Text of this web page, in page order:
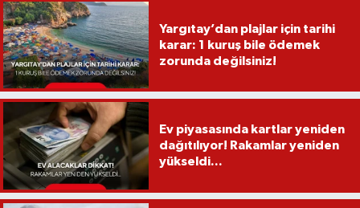
Yargıtay’dan plajlar için tarihi
karar: 1 kuruş bile ödemek
zorunda değilsiniz!
Ev piyasasında kartlar yeniden
dağıtılıyor! Rakamlar yeniden
yükseldi...